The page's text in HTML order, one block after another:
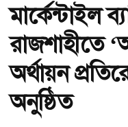
মার্কেন্টাইল
রাজশাহীতে
অর্থায়ন
অনুষ্ঠিত